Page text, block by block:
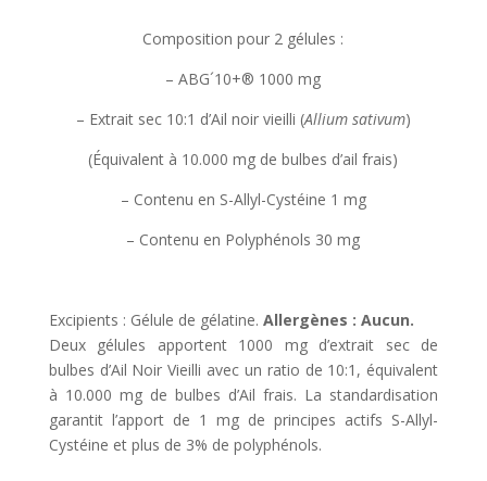
Composition pour 2 gélules :
– ABG´10+® 1000 mg
– Extrait sec 10:1 d’Ail noir vieilli (Allium sativum)
(Équivalent à 10.000 mg de bulbes d’ail frais)
– Contenu en S-Allyl-Cystéine 1 mg
– Contenu en Polyphénols 30 mg
Excipients : Gélule de gélatine. Allergènes : Aucun.
Deux gélules apportent 1000 mg d’extrait sec de
bulbes d’Ail Noir Vieilli avec un ratio de 10:1, équivalent
à 10.000 mg de bulbes d’Ail frais. La standardisation
garantit l’apport de 1 mg de principes actifs S-Allyl-
Cystéine et plus de 3% de polyphénols.